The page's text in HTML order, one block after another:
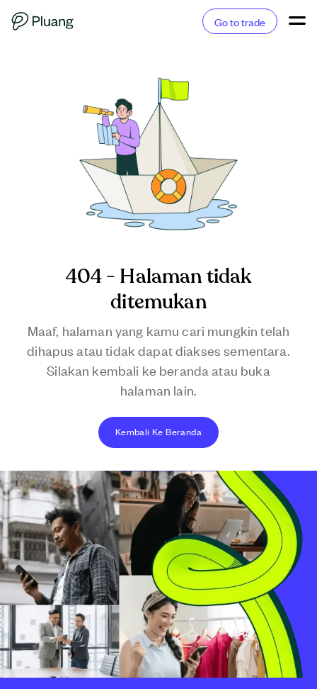
Go to trade
404 - Halaman tidak
ditemukan
Maaf, halaman yang kamu cari mungkin telah
dihapus atau tidak dapat diakses sementara.
Silakan kembali ke beranda atau buka
halaman lain.
Kembali Ke Beranda